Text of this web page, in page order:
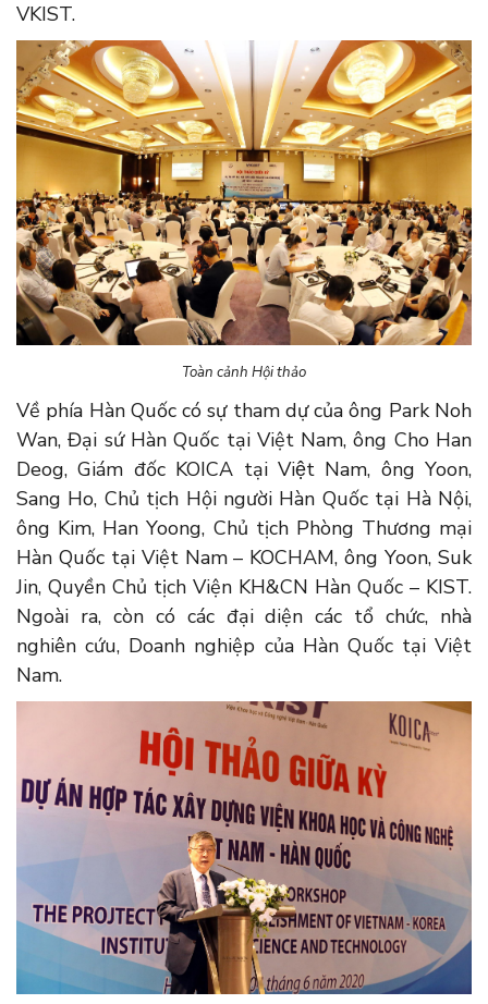
VKIST.
Toàn cảnh Hội thảo
Về phía Hàn Quốc có sự tham dự của ông Park Noh
Wan, Đại sứ Hàn Quốc tại Việt Nam, ông Cho Han
Deog, Giám đốc KOICA tại Việt Nam, ông Yoon,
Sang Ho, Chủ tịch Hội người Hàn Quốc tại Hà Nội,
ông Kim, Han Yoong, Chủ tịch Phòng Thương mại
Hàn Quốc tại Việt Nam – KOCHAM, ông Yoon, Suk
Jin, Quyền Chủ tịch Viện KH&CN Hàn Quốc – KIST.
Ngoài ra, còn có các đại diện các tổ chức, nhà
nghiên cứu, Doanh nghiệp của Hàn Quốc tại Việt
Nam.